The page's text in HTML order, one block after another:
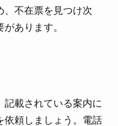
、不在票を見つけ次
あります。
記載されている案内に
依頼しましょう。電話